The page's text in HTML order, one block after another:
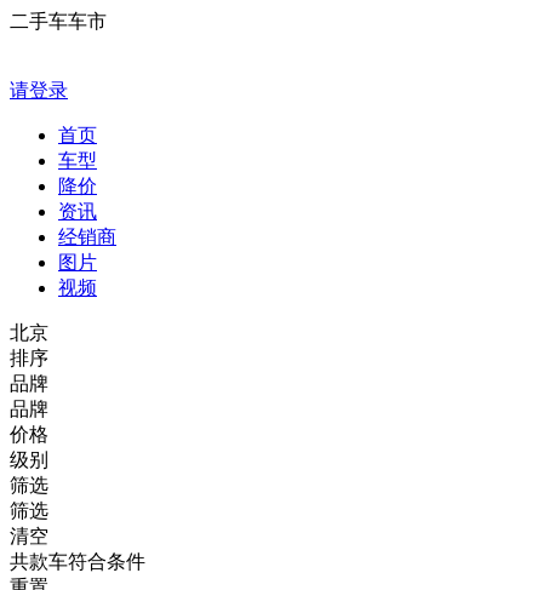
二手车车市
请登录
首页
车型
降价
资讯
经销商
图片
视频
北京
排序
品牌
品牌
价格
级别
筛选
筛选
清空
共款车符合条件